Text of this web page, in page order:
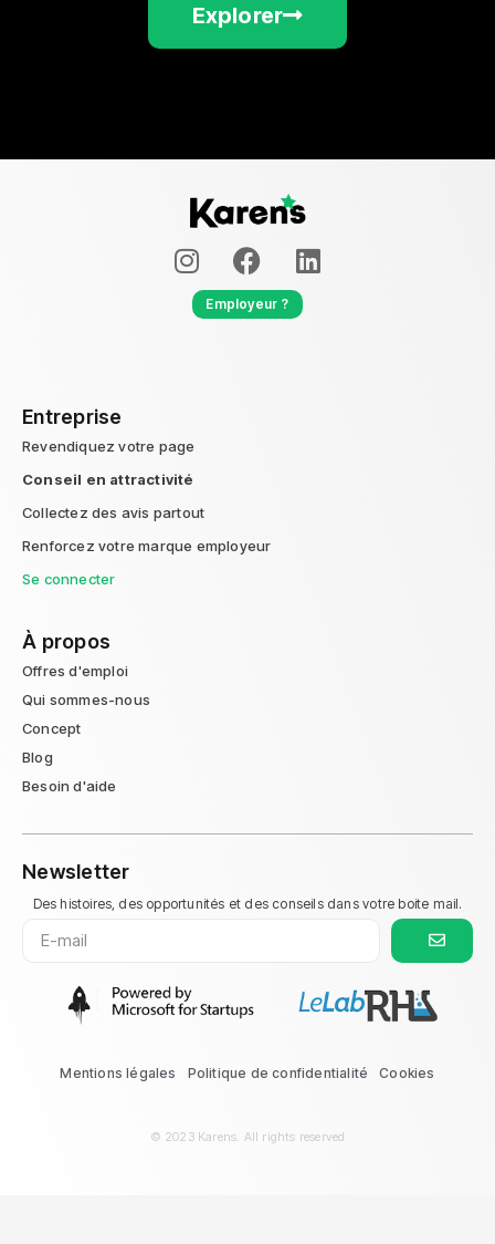
Explorer
Employeur ?
Entreprise
Revendiquez votre page
Conseil en attractivité
Collectez des avis partout
Renforcez votre marque employeur
Se connecter
À propos
Offres d'emploi
Qui sommes-nous
Concept
Blog
Besoin d'aide
Newsletter
Des histoires, des opportunités et des conseils dans votre boite mail.
Mentions légales Politique de confidentialité Cookies
© 2023 Karens. All rights reserved